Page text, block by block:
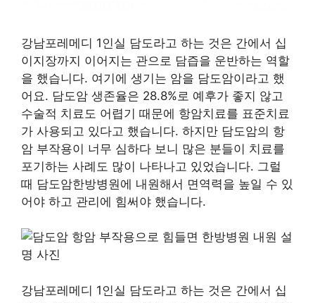
강남포레메디 1인실 담도라고 하는 것은 간에서 십
이지장까지 이어지는 관으로 담즙을 운반하는 역할
을 했습니다. 여기에 생기는 암을 담도암이라고 했
어요. 담도암 생존율은 28.8%로 예후가 좋지 않고
수술적 치료도 어렵기 때문에 항암치료를 표준치료
가 사용되고 있다고 했습니다. 하지만 담도암의 항
암 부작용이 너무 심하다 보니 많은 분들이 치료를
포기하는 사례도 많이 나타나고 있었습니다. 그럴
때 담도암한방병원에 내원해서 면역력을 높일 수 있
어야 하고 관리에 힘써야 했습니다.
강남포레메디 1인실 담도라고 하는 것은 간에서 십